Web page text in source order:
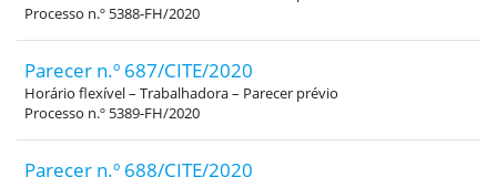
Processo n.º 5388-FH/2020
Parecer n.º 687/CITE/2020
Horário flexível – Trabalhadora – Parecer prévio
Processo n.º 5389-FH/2020
Parecer n.º 688/CITE/2020